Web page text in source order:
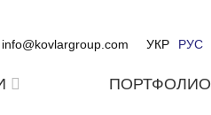
info@kovlargroup.com УКР РУС
ПОРТФОЛИО